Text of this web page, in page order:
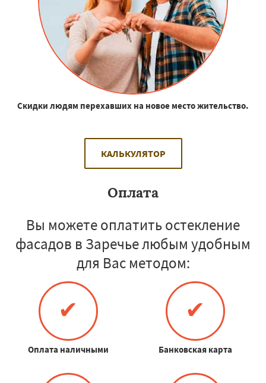
Скидки людям перехавших на новое место жительство.
КАЛЬКУЛЯТОР
Оплата
Вы можете оплатить остекление
фасадов в Заречье любым удобным
для Вас методом:
✔
Оплата наличными
✔
Банковская карта